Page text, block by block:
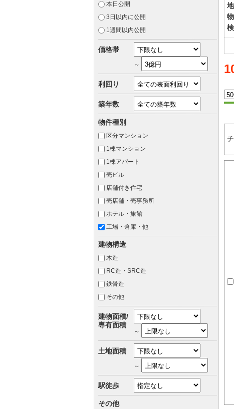
本日公開
3日以内に公開
1週間以内公開
価格帯
～
利回り
築年数
物件種別
区分マンション
1棟マンション
1棟アパート
売ビル
店舗付き住宅
売店舗・売事務所
ホテル・旅館
工場・倉庫・他
建物構造
木造
RC造・SRC造
鉄骨造
その他
建物面積/
専有面積
～
土地面積
～
駅徒歩
その他